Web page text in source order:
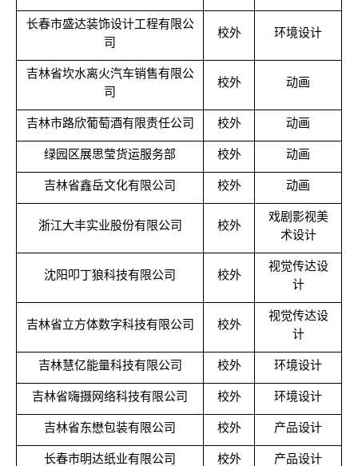
长春市盛达装饰设计工程有限公
司
校外 环境设计
吉林省坎水离火汽车销售有限公
司
校外 动画
吉林市路欣葡萄酒有限责任公司 校外 动画
绿园区展思莹货运服务部 校外 动画
吉林省鑫岳文化有限公司 校外 动画
浙江大丰实业股份有限公司 校外
戏剧影视美
术设计
沈阳叩丁狼科技有限公司 校外
视觉传达设
计
吉林省立方体数字科技有限公司 校外
视觉传达设
计
吉林慧亿能量科技有限公司 校外 环境设计
吉林省嗨摄网络科技有限公司 校外 环境设计
吉林省东懋包装有限公司 校外 产品设计
长春市明达纸业有限公司 校外 产品设计